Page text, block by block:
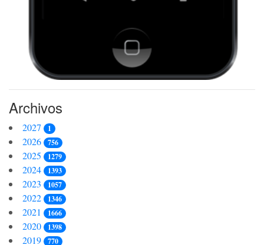
Archivos
2027 1
2026 756
2025 1279
2024 1393
2023 1057
2022 1346
2021 1666
2020 1398
2019 770